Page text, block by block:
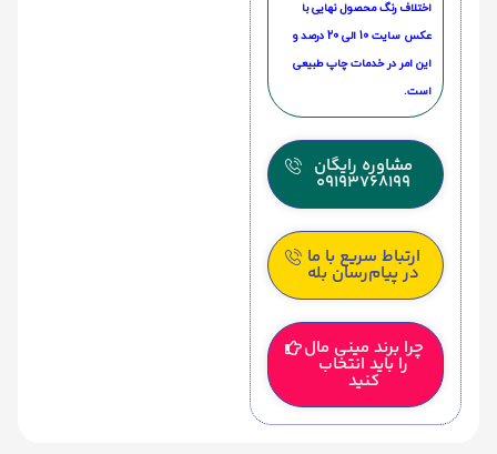
اختلاف رنگ محصول نهایی با
عکس سایت 10 الی 20 درصد و
این امر در خدمات چاپ طبیعی
است.
مشاوره رایگان
09193768199
ارتباط سریع با ما
در پیام‌رسان بله
چرا برند مینی مال
را باید انتخاب
کنید